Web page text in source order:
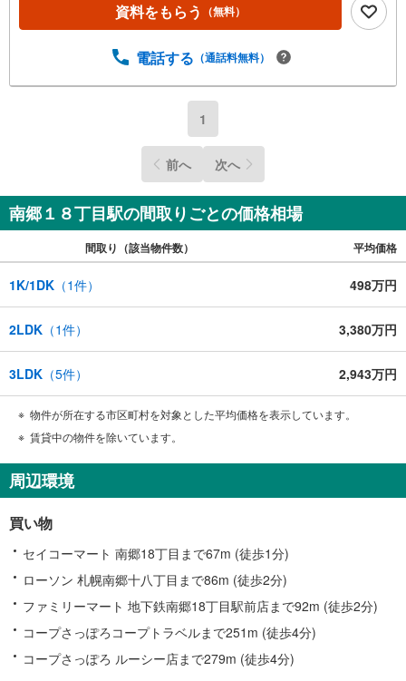
資料をもらう （無料）
電話する （通話料無料）
1
前へ 次へ
南郷１８丁目駅の間取りごとの価格相場
間取り（該当物件数） 平均価格
1K/1DK （1件） 498万円
2LDK （1件） 3,380万円
3LDK （5件） 2,943万円
物件が所在する市区町村を対象とした平均価格を表示しています。
賃貸中の物件を除いています。
周辺環境
買い物
セイコーマート 南郷18丁目まで67m (徒歩1分)
ローソン 札幌南郷十八丁目まで86m (徒歩2分)
ファミリーマート 地下鉄南郷18丁目駅前店まで92m (徒歩2分)
コープさっぽろコープトラベルまで251m (徒歩4分)
コープさっぽろ ルーシー店まで279m (徒歩4分)